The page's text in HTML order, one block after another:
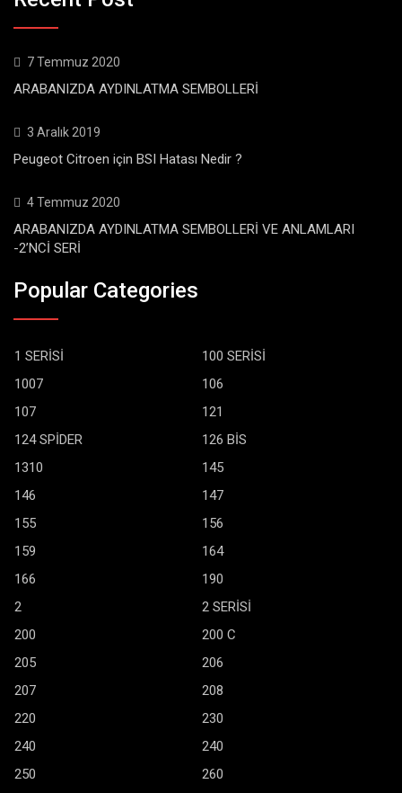
7 Temmuz 2020
ARABANIZDA AYDINLATMA SEMBOLLERİ
3 Aralık 2019
Peugeot Citroen için BSI Hatası Nedir ?
4 Temmuz 2020
ARABANIZDA AYDINLATMA SEMBOLLERİ VE ANLAMLARI
-2’NCİ SERİ
Popular Categories
1 SERİSİ
100 SERİSİ
1007
106
107
121
124 SPİDER
126 BİS
1310
145
146
147
155
156
159
164
166
190
2
2 SERİSİ
200
200 C
205
206
207
208
220
230
240
240
250
260